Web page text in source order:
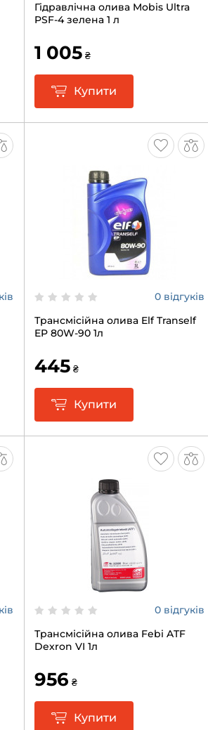
Гідравлічна олива Mobis Ultra
PSF-4 зелена 1 л
1 005 ₴
Купити
0 відгуків
Трансмісійна олива Elf Tranself
EP 80W-90 1л
445 ₴
Купити
0 відгуків
Трансмісійна олива Febi ATF
Dexron VI 1л
956 ₴
Купити